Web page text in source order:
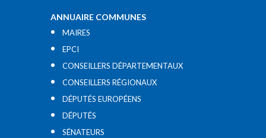
ANNUAIRE COMMUNES
MAIRES
EPCI
CONSEILLERS DÉPARTEMENTAUX
CONSEILLERS RÉGIONAUX
DÉPUTÉS EUROPÉENS
DÉPUTÉS
SÉNATEURS